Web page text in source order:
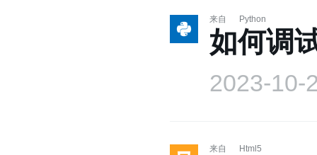
来自 Python
如何调
2023-10-
来自 Html5